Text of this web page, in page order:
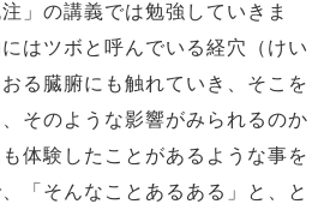
」の講義では勉強していきま
はツボと呼んでいる経穴（けい
る臓腑にも触れていき、そこを
そのような影響がみられるのか
体験したことがあるような事を
「そんなことあるある」と、と